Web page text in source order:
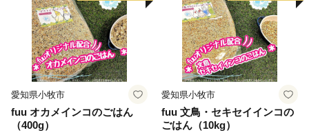
愛知県小牧市
fuu オカメインコのごはん
（400g）
愛知県小牧市
fuu 文鳥・セキセイインコの
ごはん（10kg）